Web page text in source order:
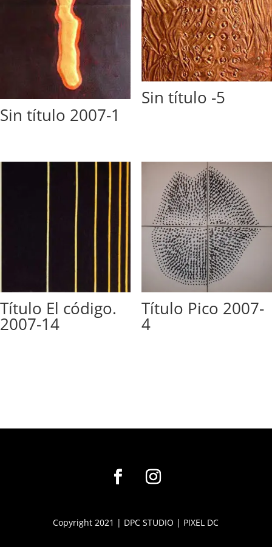
Sin título 2007-1
Sin título -5
Título El código.
2007-14
Título Pico 2007-
4
Copyright 2021 | DPC STUDIO | PIXEL DC